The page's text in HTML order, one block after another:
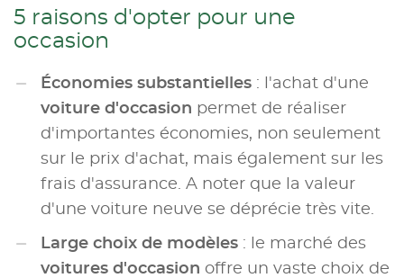
5 raisons d'opter pour une
occasion
Économies substantielles : l'achat d'une
voiture d'occasion permet de réaliser
d'importantes économies, non seulement
sur le prix d'achat, mais également sur les
frais d'assurance. A noter que la valeur
d'une voiture neuve se déprécie très vite.
Large choix de modèles : le marché des
voitures d'occasion offre un vaste choix de